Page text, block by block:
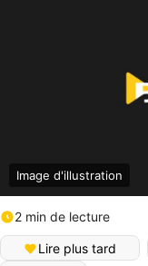
Image d'illustration
2 min de lecture
Lire plus tard